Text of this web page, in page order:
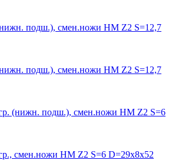
подш.), смен.ножи HM Z2 S=12,7
подш.), смен.ножи HM Z2 S=12,7
(нижн. подш.), смен.ножи HM Z2 S=6
смен.ножи HM Z2 S=6 D=29x8x52